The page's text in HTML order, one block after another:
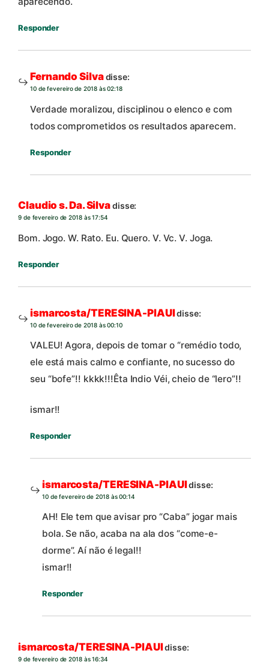
Responder
Fernando Silvadisse:
10 de fevereiro de 2018 às 02:18
Verdade moralizou, disciplinou o elenco e com
todos comprometidos os resultados aparecem.
Responder
Claudio s. Da. Silvadisse:
9 de fevereiro de 2018 às 17:54
Bom. Jogo. W. Rato. Eu. Quero. V. Vc. V. Joga.
Responder
ismarcosta/TERESINA-PIAUIdisse:
10 de fevereiro de 2018 às 00:10
VALEU! Agora, depois de tomar o “remédio todo,
ele está mais calmo e confiante, no sucesso do
seu “bofe”!! kkkk!!!Êta Indio Véi, cheio de “lero”!!
ismar!!
Responder
ismarcosta/TERESINA-PIAUIdisse:
10 de fevereiro de 2018 às 00:14
AH! Ele tem que avisar pro “Caba” jogar mais
bola. Se não, acaba na ala dos “come-e-
dorme”. Aí não é legal!!
ismar!!
Responder
ismarcosta/TERESINA-PIAUIdisse:
9 de fevereiro de 2018 às 16:34